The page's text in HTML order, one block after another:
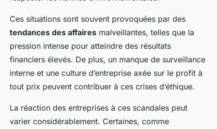
Ces situations sont souvent provoquées par des
tendances des affaires malveillantes, telles que la
pression intense pour atteindre des résultats
financiers élevés. De plus, un manque de surveillance
interne et une culture d’entreprise axée sur le profit à
tout prix peuvent contribuer à ces crises d’éthique.
La réaction des entreprises à ces scandales peut
varier considérablement. Certaines, comme